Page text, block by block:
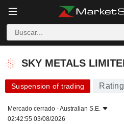
SKY METALS LIMITED
SKY METALS
Suspension of trading
Mercado cerrado -Australian S.E.
02:42:55 03/08/2026